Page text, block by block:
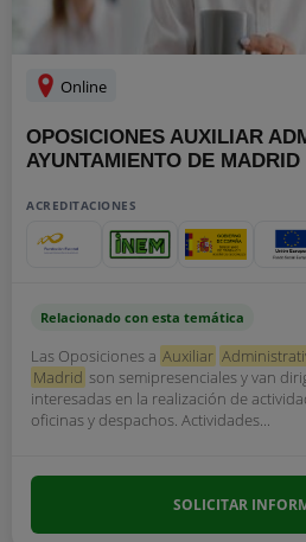
Online
OPOSICIONES AUXILIAR
AYUNTAMIENTO DE MADRID
ACREDITACIONES
Relacionado con esta temática
Las Oposiciones a Auxiliar
Madrid son semipresenciales y van
interesadas en la realización de
oficinas y despachos. Actividades...
SOLICITAR